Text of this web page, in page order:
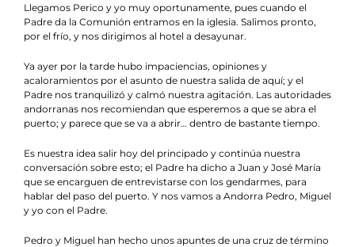
Llegamos Perico y yo muy oportunamente, pues cuando el
Padre da la Comunión entramos en la iglesia. Salimos pronto,
por el frío, y nos dirigimos al hotel a desayunar.
Ya ayer por la tarde hubo impaciencias, opiniones y
acaloramientos por el asunto de nuestra salida de aquí; y el
Padre nos tranquilizó y calmó nuestra agitación. Las autoridades
andorranas nos recomiendan que esperemos a que se abra el
puerto; y parece que se va a abrir… dentro de bastante tiempo.
Es nuestra idea salir hoy del principado y continúa nuestra
conversación sobre esto; el Padre ha dicho a Juan y José María
que se encarguen de entrevistarse con los gendarmes, para
hablar del paso del puerto. Y nos vamos a Andorra Pedro, Miguel
y yo con el Padre.
Pedro y Miguel han hecho unos apuntes de una cruz de término